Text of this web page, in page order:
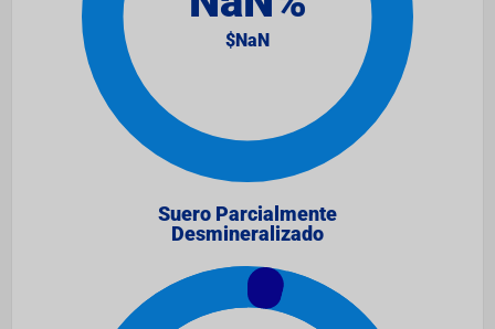
Suero Parcialmente
Desmineralizado